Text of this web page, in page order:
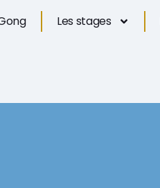
Les stages